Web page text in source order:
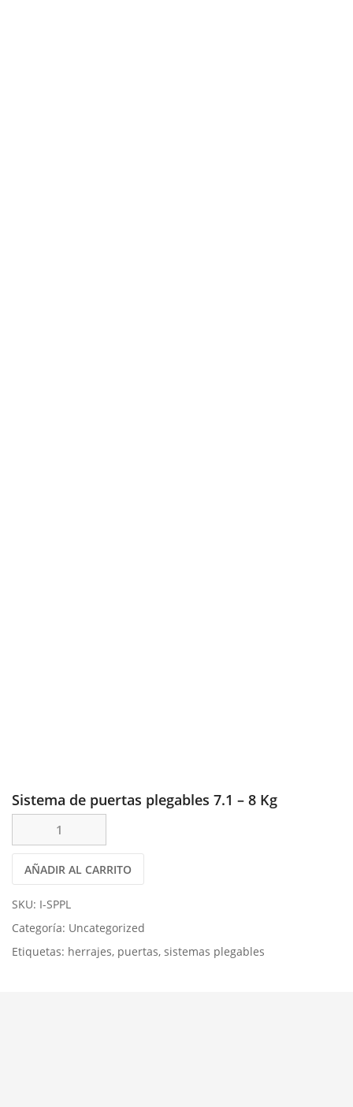
Sistema de puertas plegables 7.1 – 8 Kg
AÑADIR AL CARRITO
SKU: I-SPPL
Categoría: Uncategorized
Etiquetas: herrajes, puertas, sistemas plegables